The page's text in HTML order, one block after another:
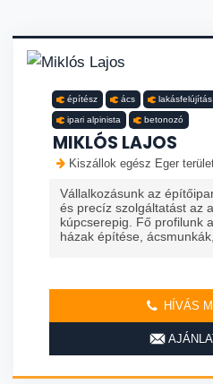
építész ács lakásfelújítás
ipari alpinista betonozó
MIKLÓS LAJOS
Kiszállok egész Eger
Vállalkozásunk az
és precíz szolgáltatást az
kúpcserepig. Fő profilunk
házak építése,
HÍVÁS